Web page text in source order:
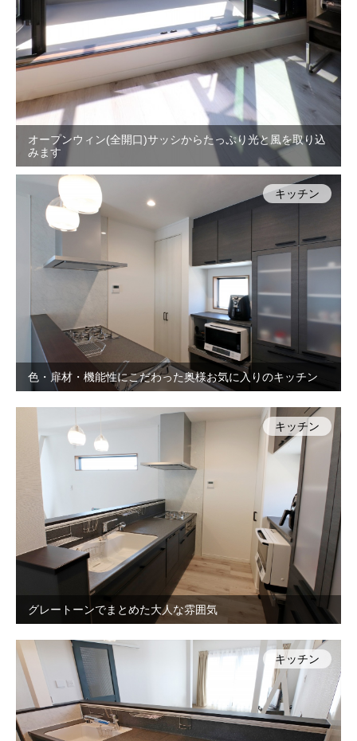
オープンウィン(全開口)サッシからたっぷり光と風を取り込
みます
色・扉材・機能性にこだわった奥様お気に入りのキッチン
キッチン
グレートーンでまとめた大人な雰囲気
キッチン
キッチン